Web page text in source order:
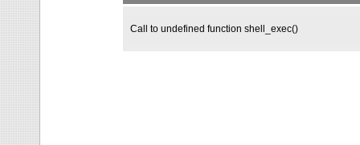
Call to undefined function shell_exec()